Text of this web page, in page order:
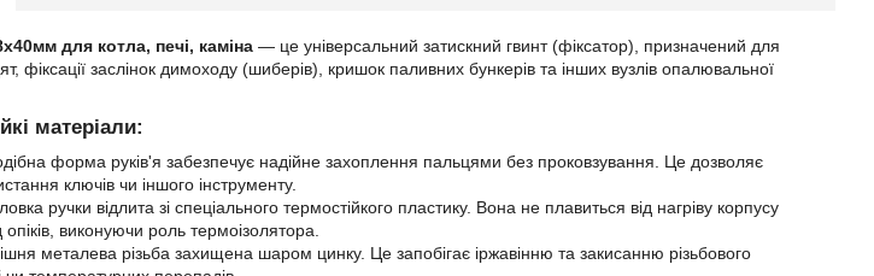
для котла, печі, каміна — це універсальний затискний гвинт (фіксатор), призначений для
фіксації заслінок димоходу (шиберів), кришок паливних бункерів та інших вузлів опалювальної
матеріали:
форма руків'я забезпечує надійне захоплення пальцями без проковзування. Це дозволяє
ключів чи іншого інструменту.
ручки відлита зі спеціального термостійкого пластику. Вона не плавиться від нагріву корпусу
виконуючи роль термоізолятора.
металева різьба захищена шаром цинку. Це запобігає іржавінню та закисанню різьбового